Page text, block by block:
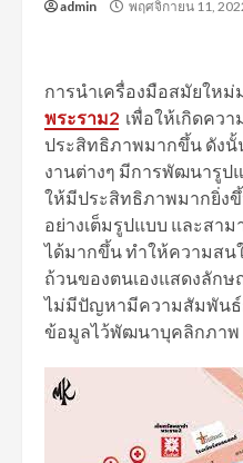
admin พฤศจิกายน 11,
การนำเครื่องมือสมัยใหม่
พระราม2 เพื่อให้เกิดคว
ประสิทธิภาพมากขึ้น ดังนั้
งานต่างๆ มีการพัฒนารูป
ให้มีประสิทธิภาพมากยิ่ง
อย่างเต็มรูปแบบ และสา
ได้มากขึ้น ทำให้ความสน
ถ้วนของตนเองแสดงลัก
ไม่มีปัญหามีความสัมพันธ์
ข้อมูลไว้พัฒนาบุคลิกภาพ